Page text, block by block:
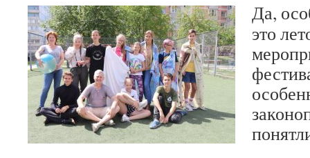
Да,
это